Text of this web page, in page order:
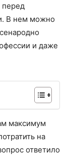
перед
В нем можно
и даже
максимум
на
ответило